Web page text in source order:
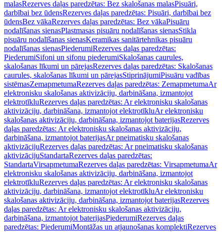
malasRezerves daļas paredzētas: Bez skalošanas malasPisuāri,
darbībai bez ūdensRezerves daļas paredzētas: Pisuāri, darbībai bez
ūdensBez vākaRezerves daļas paredzētas: Bez vākaPisuāru
nodalīšanas sienasPlastmasas pisuāru nodalīšanas sienasStikla
pisuāru nodalīšanas sienasKeramikas sanitārtehnikas pisuāru
nodalīšanas sienasPiederumiRezerves daļas paredzētas:
PiederumiSifoni un sifonu piederumiSkalošanas caurules,
skalošanas līkumi un pārejasRezerves daļas paredzētas: Skalošanas
caurules, skalošanas līkumi un pārejasStiprinājumiPisuāru vadības
sistēmasZemapmetumaRezerves daļas paredzētas: ZemapmetumaAr
elektronisku skalošanas aktivizāciju, darbināšana, izmantojot
elektrotīkluRezerves daļas paredzētas: Ar elektronisku skalošanas
aktivizāciju, darbināšana, izmantojot elektrotīkluAr elektronisku
skalošanas aktivizāciju, darbināšana, izmantojot baterijasRezerves
daļas paredzētas: Ar elektronisku skalošanas aktivizāciju,
darbināšana, izmantojot baterijasAr pneimatisku skalošanas
aktivizācijuRezerves daļas paredzētas: Ar pneimatisku skalošanas
aktivizācijuStandartaRezerves daļas paredzētas:
StandartaVirsapmetumaRezerves daļas paredzētas: VirsapmetumaAr
elektronisku skalošanas aktivizāciju, darbināšana, izmantojot
elektrotīkluRezerves daļas paredzētas: Ar elektronisku skalošanas
aktivizāciju, darbināšana, izmantojot elektrotīkluAr elektronisku
skalošanas aktivizāciju, darbināšana, izmantojot baterijasRezerves
daļas paredzētas: Ar elektronisku skalošanas aktivizāciju,
darbināšana, izmantojot baterijasPiederumiRezerves daļas
paredzētas: PiederumiMontāžas un atjaunošanas komplektiRezerves